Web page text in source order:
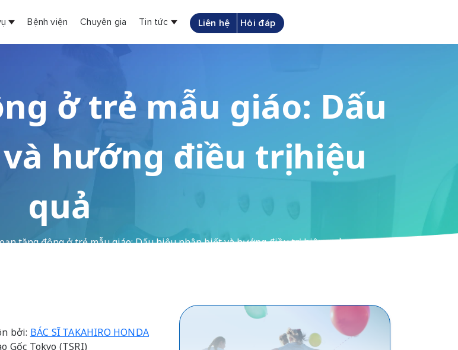
Bệnh viện Chuyên gia Tin tức Liên hệ Hỏi đáp
ở trẻ mẫu giáo: Dấu
hướng điều trị hiệu
quả
tăng động ở trẻ mẫu giáo: Dấu hiệu nhận biết và hướng điều trị hiệu quả
bởi: BÁC SĨ TAKAHIRO HONDA
Gốc Tokyo (TSRI)